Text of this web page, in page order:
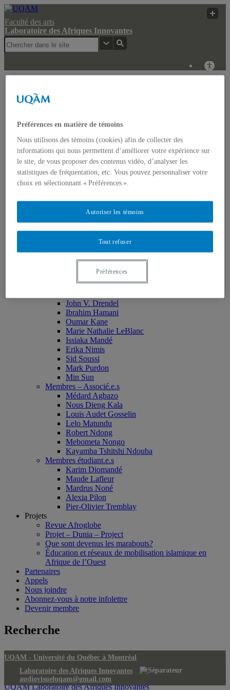
Faculté des arts
Laboratoire des Afriques Innovantes
Actualités
Colloque: REGARDS COMPARATISTES SUR LES
IMAGINAIRES NON-DOMINANTS EN AFRIQUE ET
DANS LES AMÉRIQUES
Accueil
Bulletin Bandung Spirit
Qui sommes-nous ?
Membres de l’UQÀM
Monia Abdallah
Jean-Jacques Bogui
Bonnie Campbell
John V. Drendel
Ibrahim Hamani
Oumar Kane
Marie Nathalie LeBlanc
Issiaka Mandé
Erika Nimis
Sid Soussi
Mark Purdon
Min Sun
Membres – Associé.e.s
Médard Agbazo
Nous Dieng Kala
Louis Audet Gosselin
Lelo Matundu
Robert Ndong
Mebometa Nongo
Kayamba Tshitshi Ndouba
Membres étudiant.e.s
Karim Diomandé
Maude Lafleur
Mardrus Noné
Alexia Pilon
Pier-Olivier Tremblay
Projets
Revue Afroglobe
Projet – Dunia – Project
Que sont devenus les marabouts?
Éducation et réseaux de mobilisation islamique en
Afrique de l’Ouest
Partenaires
Appels
Nous joindre
Abonnez-vous à notre infolettre
Devenir membre
Recherche
UQAM - Université du Québec à Montréal
Laboratoire des Afriques Innovantes
audiovisueluqam@gmail.com
UQAM Laboratoire des Afriques Innovantes
Préférences en matière de témoins
Nous utilisons des témoins (cookies) afin de collecter des
informations qui nous permettent d’améliorer votre expérience sur
le site, de vous proposer des contenus vidéo, d’analyser les
statistiques de fréquentation, etc. Vous pouvez personnaliser votre
choix en sélectionnant « Préférences ».
Tout refuser
Autoriser les témoins
Préférences